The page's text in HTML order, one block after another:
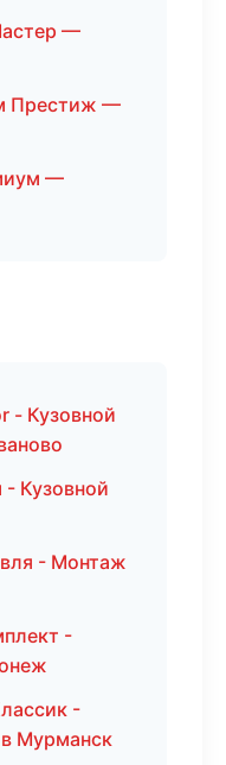
—
Престиж —
—
- Кузовной
Кузовной
- Монтаж
-
-
Мурманск